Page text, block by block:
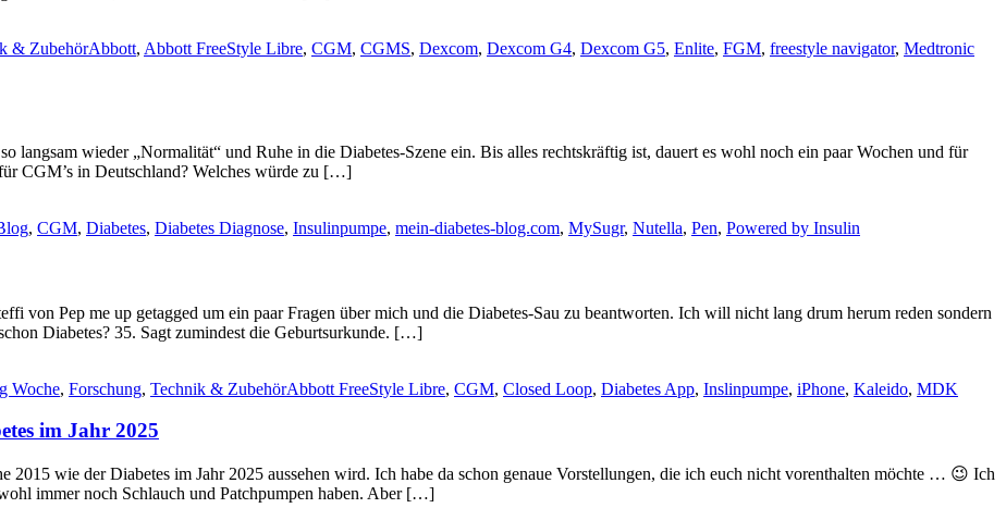
& ZubehörAbbott, Abbott FreeStyle Libre, CGM, CGMS, Dexcom, Dexcom G4, Dexcom G5, Enlite, FGM, freestyle navigator, Medtronic
langsam wieder „Normalität“ und Ruhe in die Diabetes-Szene ein. Bis alles rechtskräftig ist, dauert es wohl noch ein paar Wochen und für
CGM’s in Deutschland? Welches würde zu […]
, CGM, Diabetes, Diabetes Diagnose, Insulinpumpe, mein-diabetes-blog.com, MySugr, Nutella, Pen, Powered by Insulin
von Pep me up getagged um ein paar Fragen über mich und die Diabetes-Sau zu beantworten. Ich will nicht lang drum herum reden sondern
Diabetes? 35. Sagt zumindest die Geburtsurkunde. […]
Woche, Forschung, Technik & ZubehörAbbott FreeStyle Libre, CGM, Closed Loop, Diabetes App, Inslinpumpe, iPhone, Kaleido, MDK
im Jahr 2025
2015 wie der Diabetes im Jahr 2025 aussehen wird. Ich habe da schon genaue Vorstellungen, die ich euch nicht vorenthalten möchte … 😉 Ich
immer noch Schlauch und Patchpumpen haben. Aber […]